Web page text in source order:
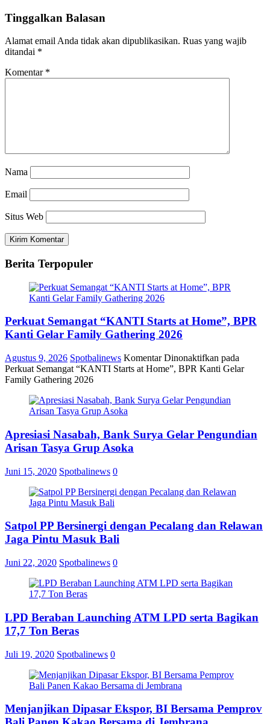
Tinggalkan Balasan
Alamat email Anda tidak akan dipublikasikan. Ruas yang wajib
ditandai *
Komentar *
Nama
Email
Situs Web
Berita Terpopuler
Perkuat Semangat “KANTI Starts at Home”, BPR
Kanti Gelar Family Gathering 2026
Agustus 9, 2026 Spotbalinews Komentar Dinonaktifkan pada
Perkuat Semangat “KANTI Starts at Home”, BPR Kanti Gelar
Family Gathering 2026
Apresiasi Nasabah, Bank Surya Gelar Pengundian
Arisan Tasya Grup Asoka
Juni 15, 2020 Spotbalinews 0
Satpol PP Bersinergi dengan Pecalang dan Relawan
Jaga Pintu Masuk Bali
Juni 22, 2020 Spotbalinews 0
LPD Beraban Launching ATM LPD serta Bagikan
17,7 Ton Beras
Juli 19, 2020 Spotbalinews 0
Menjanjikan Dipasar Ekspor, BI Bersama Pemprov